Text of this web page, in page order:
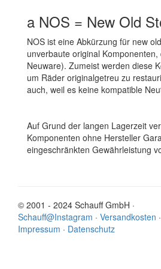
a NOS = New Old
NOS ist eine Abkürzung für new
unverbaute original
Neuware). Zumeist werden diese
um Räder originalgetreu zu
auch, weil es keine kompatible
Auf Grund der langen Lagerzeit
Komponenten ohne Hersteller
eingeschränkten Gewährleistung
© 2001 - 2024 Schauff GmbH ·
Schauff@Instagram · Versandkosten ·
Impressum · Datenschutz